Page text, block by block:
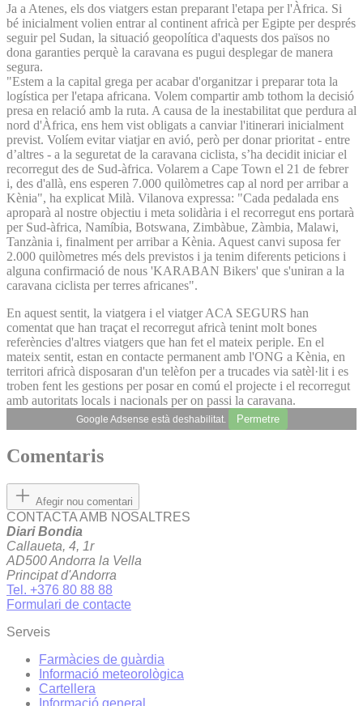
Ja a Atenes, els dos viatgers estan preparant l'etapa per l'Àfrica. Si
bé inicialment volien entrar al continent africà per Egipte per després
seguir pel Sudan, la situació geopolítica d'aquests dos països no
dona garanties perquè la caravana es pugui desplegar de manera
segura.
"Estem a la capital grega per acabar d'organitzar i preparar tota la
logística per l'etapa africana. Volem compartir amb tothom la decisió
presa en relació amb la ruta. A causa de la inestabilitat que perdura al
nord d'Àfrica, ens hem vist obligats a canviar l'itinerari inicialment
previst. Volíem evitar viatjar en avió, però per donar prioritat - entre
d’altres - a la seguretat de la caravana ciclista, s’ha decidit iniciar el
recorregut des de Sud-àfrica. Volarem a Cape Town el 21 de febrer
i, des d'allà, ens esperen 7.000 quilòmetres cap al nord per arribar a
Kènia", ha explicat Milà. Vilanova expressa: "Cada pedalada ens
aproparà al nostre objectiu i meta solidària i el recorregut ens portarà
per Sud-àfrica, Namíbia, Botswana, Zimbàbue, Zàmbia, Malawi,
Tanzània i, finalment per arribar a Kènia. Aquest canvi suposa fer
2.000 quilòmetres més dels previstos i ja tenim diferents peticions i
alguna confirmació de nous 'KARABAN Bikers' que s'uniran a la
caravana ciclista per terres africanes".
En aquest sentit, la viatgera i el viatger ACA SEGURS han
comentat que han traçat el recorregut africà tenint molt bones
referències d'altres viatgers que han fet el mateix periple. En el
mateix sentit, estan en contacte permanent amb l'ONG a Kènia, en
territori africà disposaran d'un telèfon per a trucades via satèl·lit i es
troben fent les gestions per posar en comú el projecte i el recorregut
amb autoritats locals i nacionals per on passi la caravana.
Google Adsense està deshabilitat. Permetre
Comentaris
Afegir nou comentari
CONTACTA AMB NOSALTRES
Diari Bondia
Callaueta, 4, 1r
AD500 Andorra la Vella
Principat d'Andorra
Tel. +376 80 88 88
Formulari de contacte
Serveis
Farmàcies de guàrdia
Informació meteorològica
Cartellera